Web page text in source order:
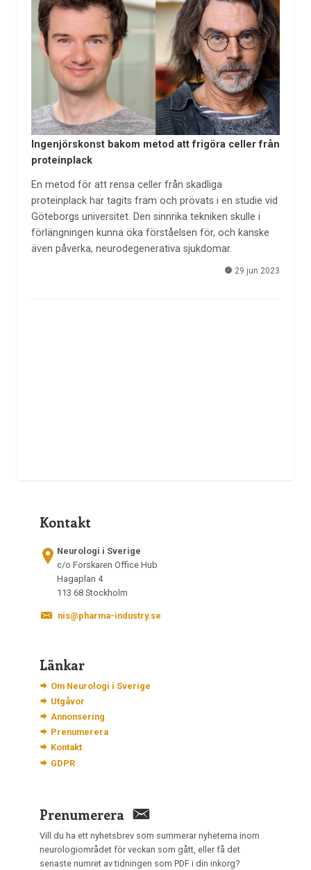
Ingenjörskonst bakom metod att frigöra celler från
proteinplack
En metod för att rensa celler från skadliga
proteinplack har tagits fram och prövats i en studie vid
Göteborgs universitet. Den sinnrika tekniken skulle i
förlängningen kunna öka förståelsen för, och kanske
även påverka, neurodegenerativa sjukdomar.
29 jun 2023
Kontakt
Neurologi i Sverige
c/o Forskaren Office Hub
Hagaplan 4
113 68 Stockholm
nis@pharma-industry.se
Länkar
Om Neurologi i Sverige
Utgåvor
Annonsering
Prenumerera
Kontakt
GDPR
Prenumerera
Vill du ha ett nyhetsbrev som summerar nyheterna inom
neurologiområdet för veckan som gått, eller få det
senaste numret av tidningen som PDF i din inkorg?